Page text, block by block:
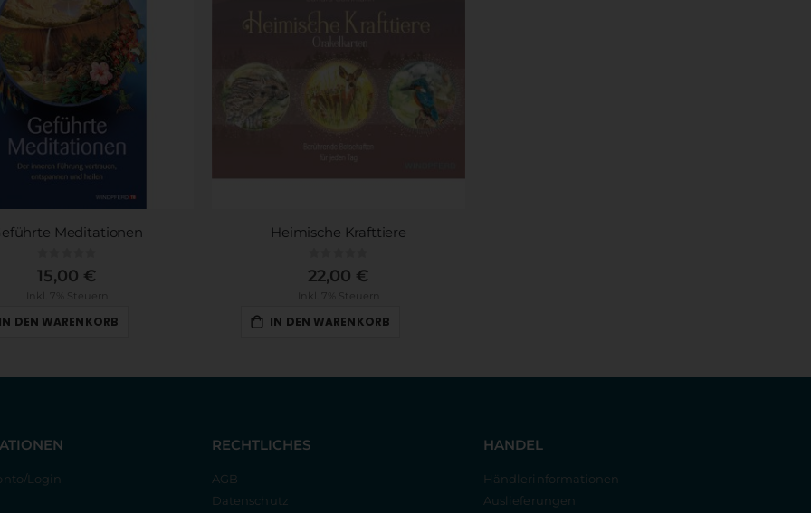
Meditationen
0%
15,00 €
Inkl. 7% Steuern
IN DEN WARENKORB
Heimische Krafttiere
0%
22,00 €
Inkl. 7% Steuern
IN DEN WARENKORB
Login
RECHTLICHES
AGB
Datenschutz
HANDEL
Händlerinformationen
Auslieferungen